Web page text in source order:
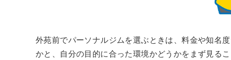
外苑前でパーソナルジムを選ぶときは、料金や知名
かと、自分の目的に合った環境かどうかをまず見るこ